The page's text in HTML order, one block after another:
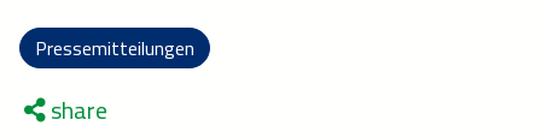
Pressemitteilungen
share